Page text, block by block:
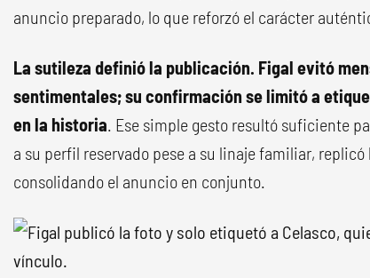
anuncio preparado, lo que reforzó el carácter
La sutileza definió la publicación. Figal evitó
sentimentales; su confirmación se limitó a
en la historia. Ese simple gesto resultó suficiente
a su perfil reservado pese a su linaje familiar,
consolidando el anuncio en conjunto.